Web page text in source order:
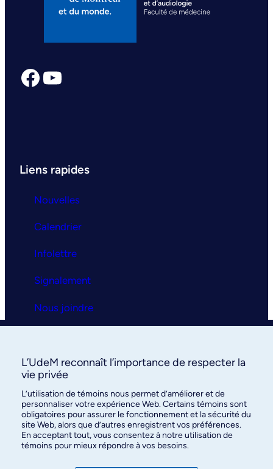
Facebook YouTube
Liens rapides
Nouvelles
Calendrier
Infolettre
Signalement
Nous joindre
La clinique
Services
FAQ
Nous joindre
L’UdeM reconnaît l’importance de respecter la
vie privée
L’utilisation de témoins nous permet d’améliorer et de
personnaliser votre expérience Web. Certains témoins sont
obligatoires pour assurer le fonctionnement et la sécurité du
site Web, alors que d’autres enregistrent vos préférences.
En acceptant tout, vous consentez à notre utilisation de
témoins pour mieux répondre à vos besoins.